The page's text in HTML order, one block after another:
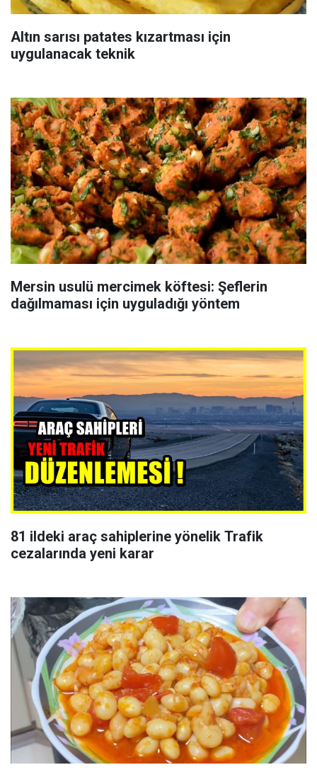
Altın sarısı patates kızartması için
uygulanacak teknik
Mersin usulü mercimek köftesi: Şeflerin
dağılmaması için uyguladığı yöntem
81 ildeki araç sahiplerine yönelik Trafik
cezalarında yeni karar